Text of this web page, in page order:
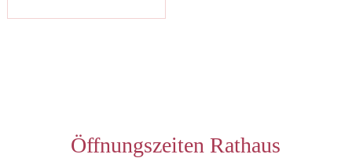
Öffnungszeiten Rathaus